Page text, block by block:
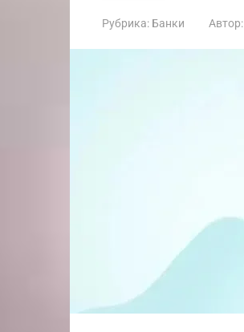
Рубрика: Банки Автор: